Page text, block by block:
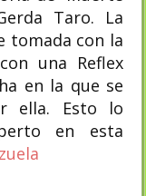
Taro. La
tomada con la
una Reflex
en la que se
ella. Esto lo
en esta